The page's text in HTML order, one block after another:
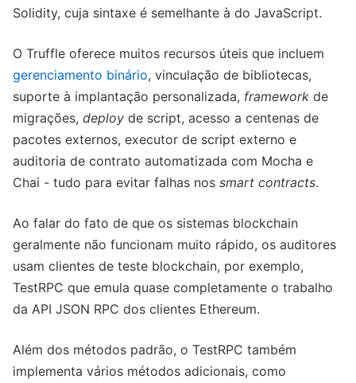
Solidity, cuja sintaxe é semelhante à do JavaScript.
O Truffle oferece muitos recursos úteis que incluem
gerenciamento binário, vinculação de bibliotecas,
suporte à implantação personalizada, framework de
migrações, deploy de script, acesso a centenas de
pacotes externos, executor de script externo e
auditoria de contrato automatizada com Mocha e
Chai - tudo para evitar falhas nos smart contracts.
Ao falar do fato de que os sistemas blockchain
geralmente não funcionam muito rápido, os auditores
usam clientes de teste blockchain, por exemplo,
TestRPC que emula quase completamente o trabalho
da API JSON RPC dos clientes Ethereum.
Além dos métodos padrão, o TestRPC também
implementa vários métodos adicionais, como